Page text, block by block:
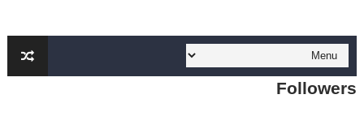
كابينة القيادة (cockpit) لطائرة Cessna 172
What is Dead Reckoning (DR)?
Followers